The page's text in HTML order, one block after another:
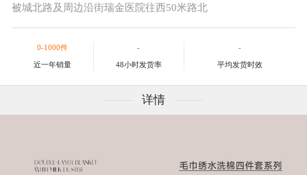
被城北路及周边沿街瑞金医院往西50米路北
0-1000件
近一年销量
-
48小时发货率
-
平均发货时效
详情